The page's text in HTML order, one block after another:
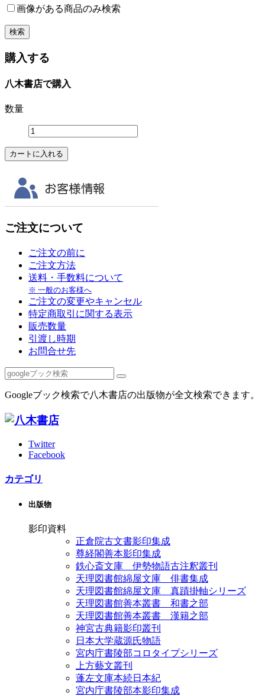
画像がある商品のみ検索
購入する
八木書店で購入
数量
ご注文について
ご注文の前に
ご注文方法
送料・手数料について
※ 一般のお客様へ
ご注文の変更やキャンセル
特定商取引に関する表示
販売数量
引渡し時期
お問合せ先
Googleブック検索で八木書店の出版物が全文検索できます。
Twitter
Facebook
カテゴリ
出版物
影印資料
正倉院古文書影印集成
尊経閣善本影印集成
鉄心斎文庫 伊勢物語古注釈叢刊
天理図書館綿屋文庫 俳書集成
天理図書館綿屋文庫 真蹟掛軸シリーズ
天理図書館善本叢書 和書之部
天理図書館善本叢書 漢籍之部
神宮古典籍影印叢刊
日本大学蔵源氏物語
宮内庁書陵部コロタイプシリーズ
上方藝文叢刊
蓬左文庫本続日本紀
宮内庁書陵部本影印集成